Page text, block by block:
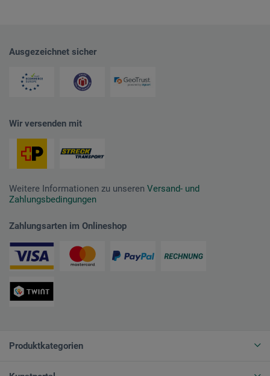
Ausgezeichnet sicher
Wir versenden mit
Weitere Informationen zu unseren Versand- und
Zahlungsbedingungen
Zahlungsarten im Onlineshop
Produktkategorien